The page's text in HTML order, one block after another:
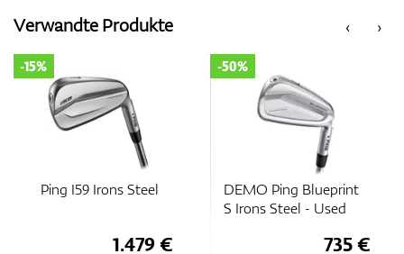
‹
Verwandte Produkte ›
Ping I59 Irons Steel
-15%
1.479 €
DEMO Ping Blueprint
S Irons Steel - Used
-50%
735 €